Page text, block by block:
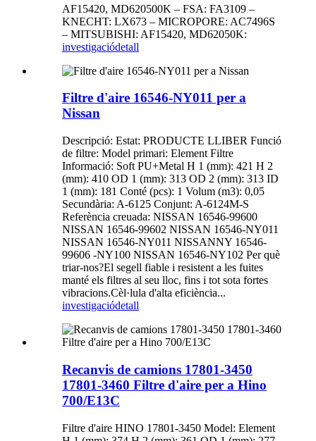
AF15420, MD620500K – FSA: FA3109 –
KNECHT: LX673 – MICROPORE: AC7496S
– MITSUBISHI: AF15420, MD62050K:
investigaciódetall
Filtre d'aire 16546-NY011 per a
Nissan
Descripció: Estat: PRODUCTE LLIBER Funció
de filtre: Model primari: Element Filtre
Informació: Soft PU+Metal H 1 (mm): 421 H 2
(mm): 410 OD 1 (mm): 313 OD 2 (mm): 313 ID
1 (mm): 181 Conté (pcs): 1 Volum (m3): 0,05
Secundària: A-6125 Conjunt: A-6124M-S
Referència creuada: NISSAN 16546-99600
NISSAN 16546-99602 NISSAN 16546-NY011
NISSAN 16546-NY011 NISSANNY 16546-
99606 -NY100 NISSAN 16546-NY102 Per què
triar-nos?El segell fiable i resistent a les fuites
manté els filtres al seu lloc, fins i tot sota fortes
vibracions.Cèl·lula d'alta eficiència...
investigaciódetall
Recanvis de camions 17801-3450
17801-3460 Filtre d'aire per a Hino
700/E13C
Filtre d'aire HINO 17801-3450 Model: Element